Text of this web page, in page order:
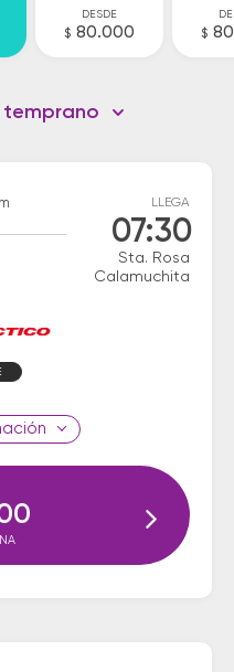
DESDE
$ 80.000 $
temprano
LLEGA
07:30
Sta. Rosa
Calamuchita